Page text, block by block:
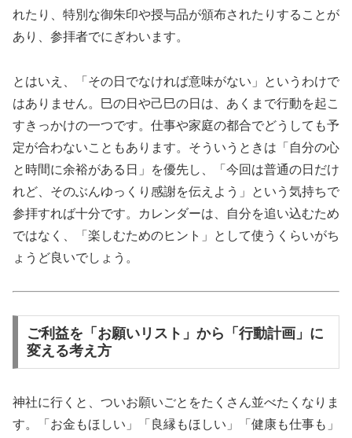
れたり、特別な御朱印や授与品が頒布されたりすることが
あり、参拝者でにぎわいます。
とはいえ、「その日でなければ意味がない」というわけで
はありません。巳の日や己巳の日は、あくまで行動を起こ
すきっかけの一つです。仕事や家庭の都合でどうしても予
定が合わないこともあります。そういうときは「自分の心
と時間に余裕がある日」を優先し、「今回は普通の日だけ
れど、そのぶんゆっくり感謝を伝えよう」という気持ちで
参拝すれば十分です。カレンダーは、自分を追い込むため
ではなく、「楽しむためのヒント」として使うくらいがち
ょうど良いでしょう。
ご利益を「お願いリスト」から「行動計画」に
変える考え方
神社に行くと、ついお願いごとをたくさん並べたくなりま
す。「お金もほしい」「良縁もほしい」「健康も仕事も」